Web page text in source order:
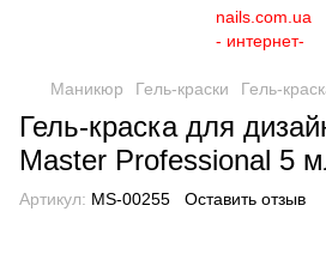
Маникюр Гель-краски Гель-
Гель-краска для
Master Professional 5
Артикул: MS-00255 Оставить отзыв